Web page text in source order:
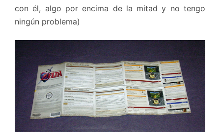
con él, algo por encima de la mitad y no tengo
ningún problema)